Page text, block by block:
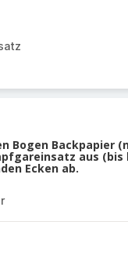
Bogen Backpapier
aus (bis
Ecken ab.